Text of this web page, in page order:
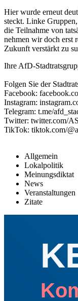
Hier wurde erneut
steckt. Linke
die Teilnahme von
nehmen wir doch erst
Zukunft verstärkt zu
Ihre AfD-
Folgen Sie der
Facebook:
Instagram:
Telegram: t.me/
Twitter: twitter.com/
TikTok: tiktok.com/
Allgemein
Lokalpolitik
Meinungsdiktat
News
Veranstaltungen
Zitate